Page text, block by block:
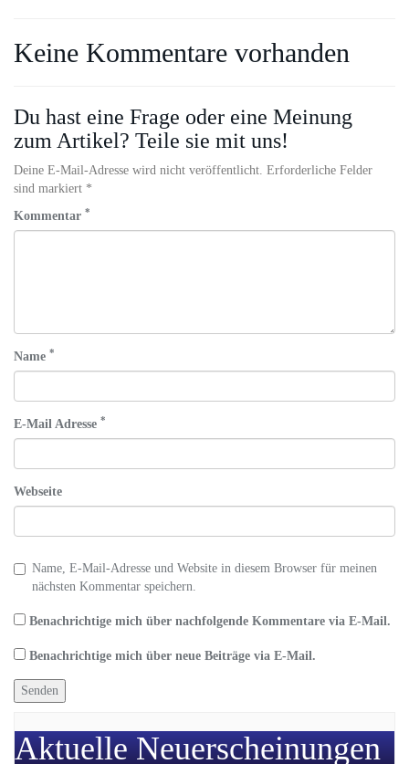
Keine Kommentare vorhanden
Du hast eine Frage oder eine Meinung
zum Artikel? Teile sie mit uns!
Deine E-Mail-Adresse wird nicht veröffentlicht. Erforderliche Felder
sind markiert *
Kommentar *
Name *
E-Mail Adresse *
Webseite
Name, E-Mail-Adresse und Website in diesem Browser für meinen
nächsten Kommentar speichern.
Benachrichtige mich über nachfolgende Kommentare via E-Mail.
Benachrichtige mich über neue Beiträge via E-Mail.
Aktuelle Neuerscheinungen